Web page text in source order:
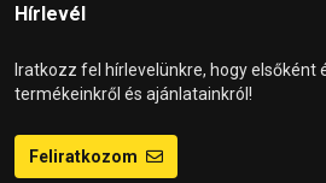
Hírlevél
Iratkozz fel hírlevelünkre, hogy elsőként
termékeinkről és ajánlatainkról!
Feliratkozom